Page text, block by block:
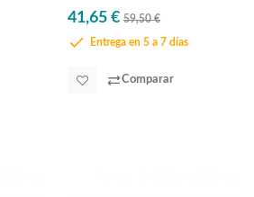
41,65 € 59,50 €
Entrega en 5 a 7 días
Comparar